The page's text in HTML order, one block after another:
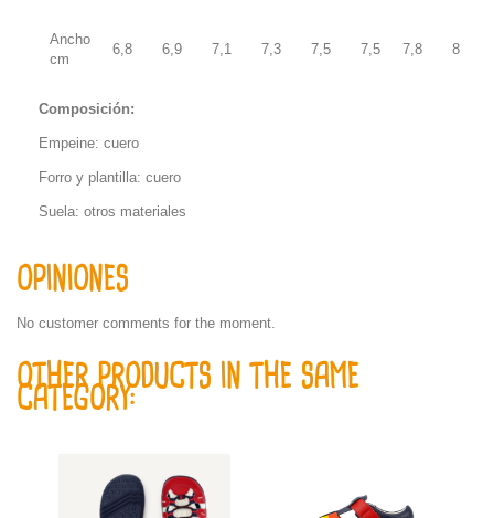
Ancho
cm
6,8 6,9 7,1 7,3 7,5 7,5 7,8 8
Composición:
Empeine: cuero
Forro y plantilla: cuero
Suela: otros materiales
OPINIONES
No customer comments for the moment.
OTHER PRODUCTS IN THE SAME
CATEGORY: